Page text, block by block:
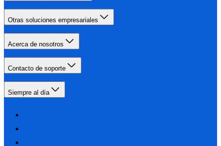
Otras soluciones empresariales
Acerca de nosotros
Contacto de soporte
Siempre al día